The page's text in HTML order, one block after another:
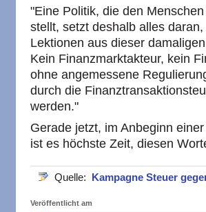
"Eine Politik, die den
stellt, setzt deshalb alles
Lektionen aus dieser
Kein Finanzmarktakteur, kein
ohne angemessene
durch die
werden."
Gerade jetzt, im Anbeginn
ist es höchste Zeit, diesen
Quelle: Kampagne Steuer
Veröffentlicht am